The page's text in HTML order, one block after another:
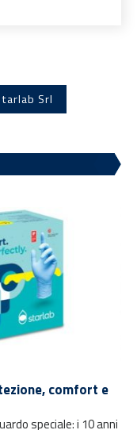
Srl
comfort e
speciale: i 10 anni